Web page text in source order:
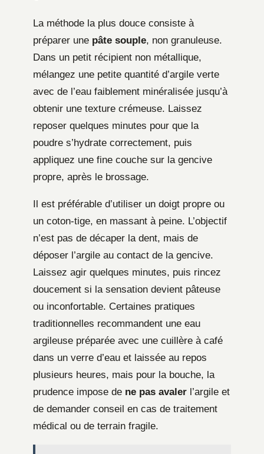
La méthode la plus douce consiste à
préparer une pâte souple, non granuleuse.
Dans un petit récipient non métallique,
mélangez une petite quantité d’argile verte
avec de l’eau faiblement minéralisée jusqu’à
obtenir une texture crémeuse. Laissez
reposer quelques minutes pour que la
poudre s’hydrate correctement, puis
appliquez une fine couche sur la gencive
propre, après le brossage.
Il est préférable d’utiliser un doigt propre ou
un coton-tige, en massant à peine. L’objectif
n’est pas de décaper la dent, mais de
déposer l’argile au contact de la gencive.
Laissez agir quelques minutes, puis rincez
doucement si la sensation devient pâteuse
ou inconfortable. Certaines pratiques
traditionnelles recommandent une eau
argileuse préparée avec une cuillère à café
dans un verre d’eau et laissée au repos
plusieurs heures, mais pour la bouche, la
prudence impose de ne pas avaler l’argile et
de demander conseil en cas de traitement
médical ou de terrain fragile.